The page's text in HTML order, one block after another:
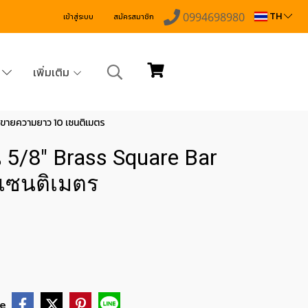
เข้าสู่ระบบ สมัครสมาชิก 0994698980 TH
เพิ่มเติม
ความยาว 10 เซนติเมตร
8" Brass Square Bar
ซนติเมตร